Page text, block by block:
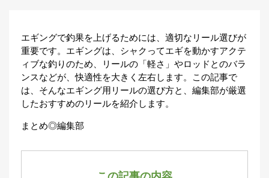
エギングで釣果を上げるためには、適切なリール選びが
重要です。エギングは、シャクってエギを動かすアクテ
ィブな釣りのため、リールの「軽さ」やロッドとのバラ
ンスなどが、快適性を大きく左右します。この記事で
は、そんなエギング用リールの選び方と、編集部が厳選
したおすすめのリールを紹介します。
まとめ◎編集部
ら
探
す
›
全
国
す
め